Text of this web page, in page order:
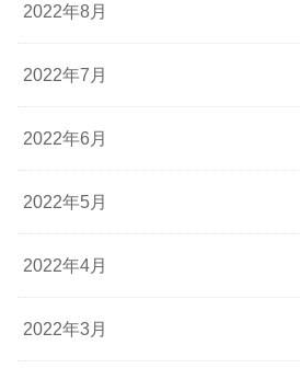
2022年8月
2022年7月
2022年6月
2022年5月
2022年4月
2022年3月